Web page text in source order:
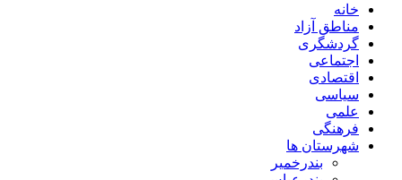
خانه
مناطق آزاد
گردشگری
اجتماعی
اقتصادی
سیاسی
علمی
فرهنگی
شهرستان ها
بندرخمیر